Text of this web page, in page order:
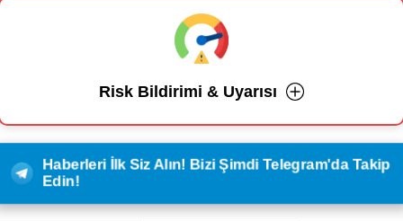
Risk Bildirimi & Uyarısı
Haberleri İlk Siz Alın! Bizi Şimdi Telegram'da Takip
Edin!